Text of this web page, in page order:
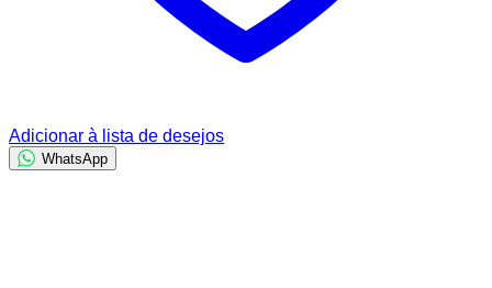
Adicionar à lista de desejos
WhatsApp